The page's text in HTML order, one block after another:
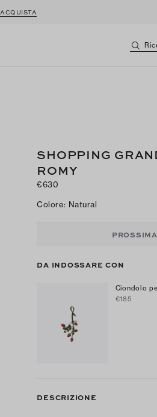
ACQUISTA
SHOPPING
ROMY
€630
Colore: Natural
DA INDOSSARE CON
Ciondolo
€185
DESCRIZIONE